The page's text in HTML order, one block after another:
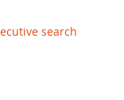
search